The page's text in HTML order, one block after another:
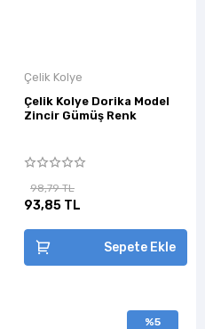
Çelik Kolye
Çelik Kolye Dorika Model
Zincir Gümüş Renk
98,79 TL
93,85 TL
Sepete Ekle
%5